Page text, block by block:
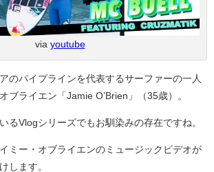
via youtube
のパイプラインを代表するサーファーの一人
ブライエン「Jamie O’Brien」（35歳）。
るVlogシリーズでもお馴染みの存在ですね。
ミー・オブライエンのミュージックビデオが
します。